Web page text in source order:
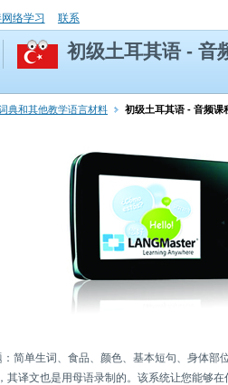
络学习 联系
初级土耳其语 - 音
典和其他教学语言材料 初级土耳其语 - 音频课
简单生词、食品、颜色、基本短句、身体部
其译文也是用母语录制的。该系统让您能够